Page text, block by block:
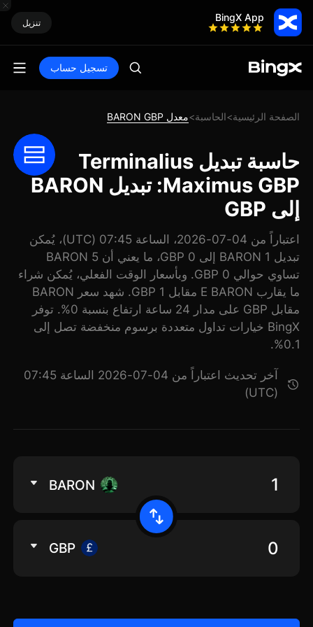
BingX App تنزيل
تسجيل حساب
الصفحة الرئيسية>الحاسبة>معدل BARON GBP
حاسبة تبديل Terminalius
Maximus GBP: تبديل BARON
إلى GBP
اعتباراً من 04-07-2026، الساعة 07:45 (UTC)، يُمكن
تبديل 1 BARON إلى 0 GBP، ما يعني أن 5 BARON
تساوي حوالي 0 GBP. وبأسعار الوقت الفعلي، يُمكن شراء
ما يقارب E BARON مقابل 1 GBP. شهد سعر BARON
مقابل GBP على مدار 24 ساعة ارتفاع بنسبة 0%. توفر
BingX خيارات تداول متعددة برسوم منخفضة تصل إلى
0.1%.
آخر تحديث اعتباراً من 04-07-2026 الساعة 07:45
(UTC)
BARON
GBP